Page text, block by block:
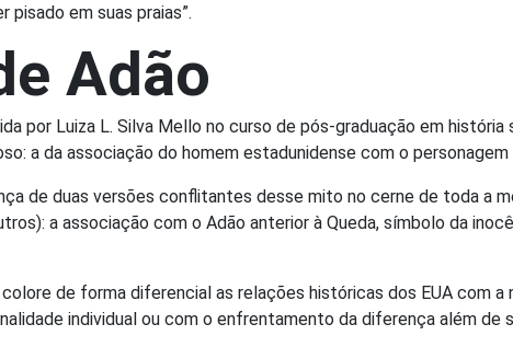
em suas praias”.
Adão
por Luiza L. Silva Mello no curso de pós-graduação em
a da associação do homem estadunidense com o personagem
de duas versões conflitantes desse mito no cerne de toda a
a associação com o Adão anterior à Queda, símbolo da
de forma diferencial as relações históricas dos EUA com
individual ou com o enfrentamento da diferença além de